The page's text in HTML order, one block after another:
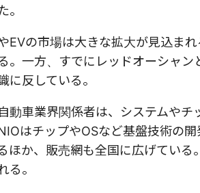
。
EVの市場は大きな拡大が見込ま
。一方、すでにレッドオーシャン
に反している。
動車業界関係者は、システムや
はチップやOSなど基盤技術の
ほか、販売網も全国に広げてい
る。